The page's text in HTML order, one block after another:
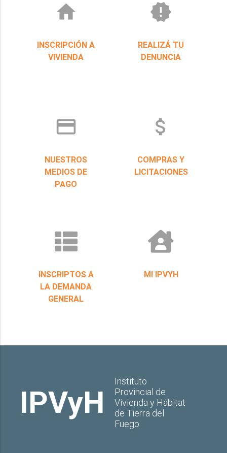
home
INSCRIPCIÓN A
VIVIENDA
new_releases
REALIZÁ TU
DENUNCIA
credit_card
NUESTROS
MEDIOS DE
PAGO
attach_money
COMPRAS Y
LICITACIONES
INSCRIPTOS A
LA DEMANDA
GENERAL
MI IPVYH
IPVyH
Instituto
Provincial de
Vivienda y Hábitat
de Tierra del
Fuego